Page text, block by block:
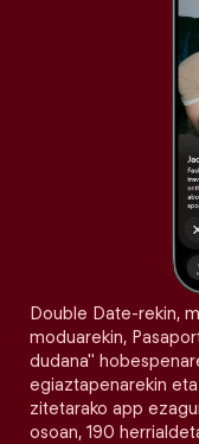
Double Date-rekin,
moduarekin,
dudana"
egiaztapenarekin
zitetarako app
osoan, 190